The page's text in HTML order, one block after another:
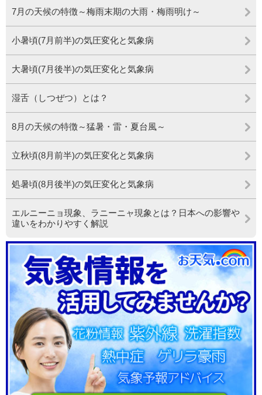
7月の天候の特徴～梅雨末期の大雨・梅雨明け～
小暑頃(7月前半)の気圧変化と気象病
大暑頃(7月後半)の気圧変化と気象病
湿舌（しつぜつ）とは？
8月の天候の特徴～猛暑・雷・夏台風～
立秋頃(8月前半)の気圧変化と気象病
処暑頃(8月後半)の気圧変化と気象病
エルニーニョ現象、ラニーニャ現象とは？日本への影響や
違いをわかりやすく解説